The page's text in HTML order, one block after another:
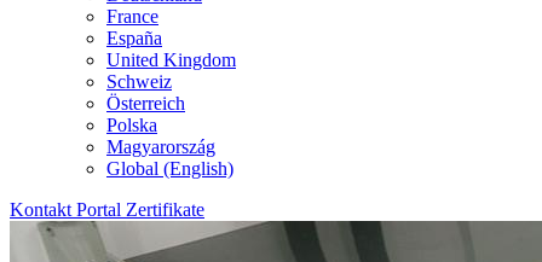
France
España
United Kingdom
Schweiz
Österreich
Polska
Magyarország
Global (English)
Kontakt Portal Zertifikate